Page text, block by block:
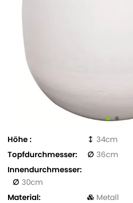
Höhe
34
Topfdurchmesser
36
Innendurchmesser
30
Material
Metall